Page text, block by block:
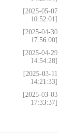
[2025-05-07
10:52:01]
[2025-04-30
17:56:00]
[2025-04-29
14:54:28]
[2025-03-11
14:21:33]
[2025-03-03
17:33:37]